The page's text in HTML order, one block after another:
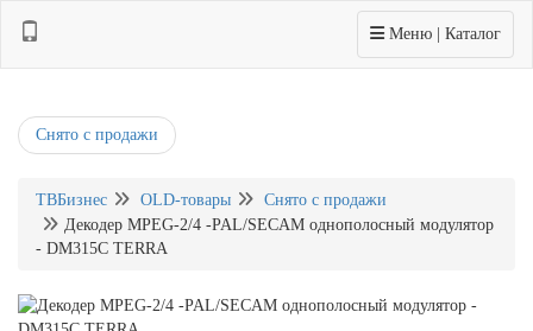
Toggle navigation
Меню | Каталог
Снято с продажи
ТВБизнес OLD-товары
Снято с продажи
Декодер MPEG-2/4 -PAL/SECAM однополосный модулятор
- DM315C TERRA